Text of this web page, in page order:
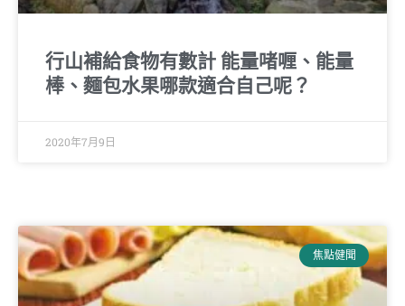
行山補給食物有數計 能量啫喱、能量
棒、麵包水果哪款適合自己呢？
2020年7月9日
焦點健聞